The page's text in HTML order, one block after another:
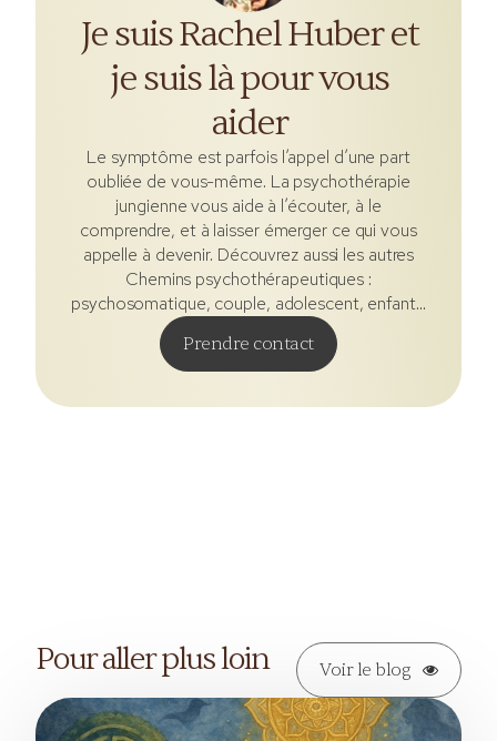
Je suis Rachel Huber et
je suis là pour vous
aider
Le symptôme est parfois l’appel d’une part
oubliée de vous-même. La psychothérapie
jungienne vous aide à l’écouter, à le
comprendre, et à laisser émerger ce qui vous
appelle à devenir. Découvrez aussi les autres
Chemins psychothérapeutiques :
psychosomatique, couple, adolescent, enfant…
Prendre contact
Pour aller plus loin Voir le blog